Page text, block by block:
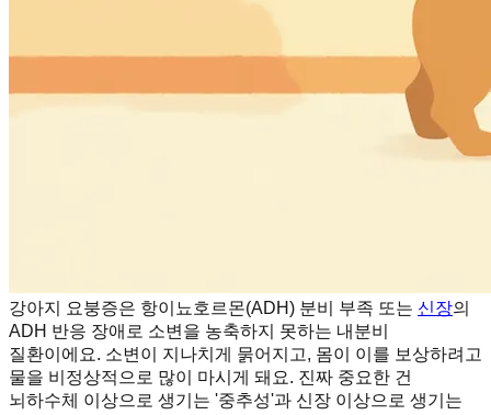
강아지 요붕증은 항이뇨호르몬(ADH) 분비 부족 또는 신장의
ADH 반응 장애로 소변을 농축하지 못하는 내분비
질환이에요. 소변이 지나치게 묽어지고, 몸이 이를 보상하려고
물을 비정상적으로 많이 마시게 돼요. 진짜 중요한 건
뇌하수체 이상으로 생기는 '중추성'과 신장 이상으로 생기는